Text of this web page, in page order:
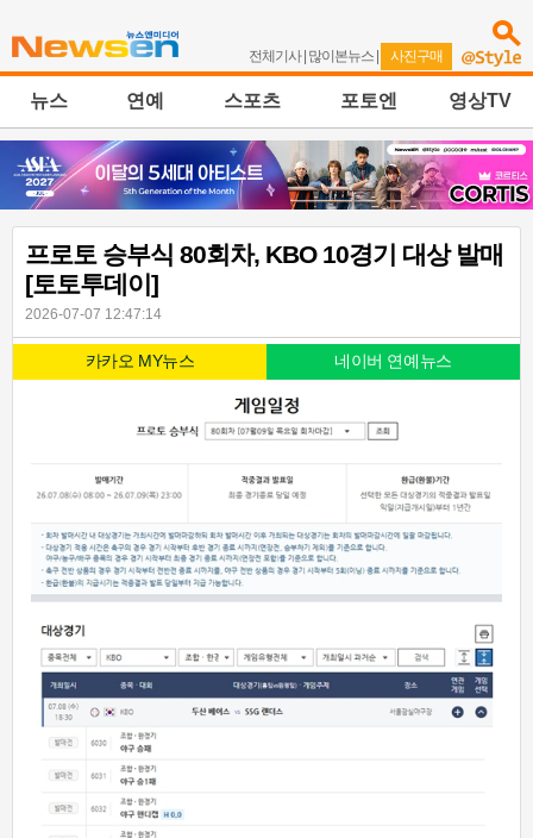
전체기사| 많이본뉴스 | 사진구매
뉴스 연예 스포츠 포토엔 영상TV
프로토 승부식 80회차, KBO 10경기 대상 발매
[토토투데이]
2026-07-07 12:47:14
카카오 MY뉴스 네이버 연예뉴스